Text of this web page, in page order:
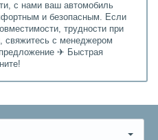
с нами ваш автомобиль
и безопасным. Если
трудности при
свяжитесь с менеджером
✈ Быстрая